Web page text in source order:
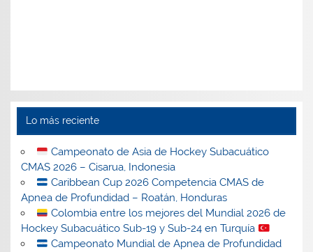
Lo más reciente
Campeonato de Asia de Hockey Subacuático
CMAS 2026 – Cisarua, Indonesia
Caribbean Cup 2026 Competencia CMAS de
Apnea de Profundidad – Roatán, Honduras
Colombia entre los mejores del Mundial 2026 de
Hockey Subacuático Sub-19 y Sub-24 en Turquía
Campeonato Mundial de Apnea de Profundidad